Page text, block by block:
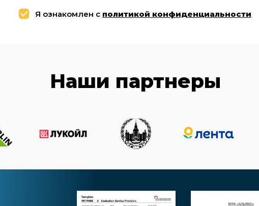
Я ознакомлен с политикой конфиденциальности
Наши партнеры